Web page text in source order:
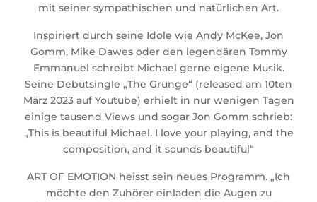
mit seiner sympathischen und natürlichen Art.
Inspiriert durch seine Idole wie Andy McKee, Jon
Gomm, Mike Dawes oder den legendären Tommy
Emmanuel schreibt Michael gerne eigene Musik.
Seine Debütsingle „The Grunge“ (released am 10ten
März 2023 auf Youtube) erhielt in nur wenigen Tagen
einige tausend Views und sogar Jon Gomm schrieb:
„This is beautiful Michael. I love your playing, and the
composition, and it sounds beautiful“
ART OF EMOTION heisst sein neues Programm. „Ich
möchte den Zuhörer einladen die Augen zu